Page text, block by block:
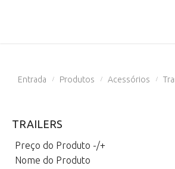
Entrada / Produtos / Acessórios /
TRAILERS
Preço do Produto -/+
Nome do Produto